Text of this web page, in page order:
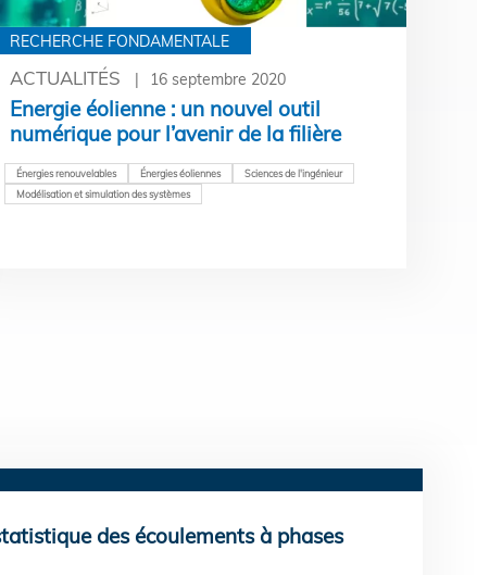
RECHERCHE FONDAMENTALE
ACTUALITÉS 16 septembre 2020
Energie éolienne : un nouvel outil
numérique pour l’avenir de la filière
Énergies renouvelables Énergies éoliennes
Sciences de l'ingénieur
Modélisation et simulation des systèmes
des écoulements à phases